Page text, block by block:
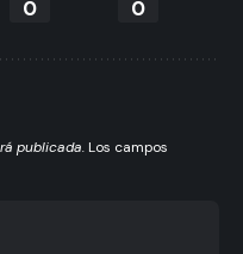
0 0
publicada. Los campos